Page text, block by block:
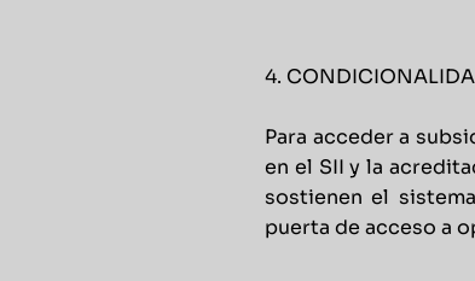
4.
Para acceder a
en el SII y la
sostienen el
puerta de acceso a